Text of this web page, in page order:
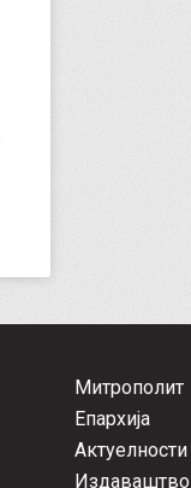
Митрополит
Епархија
Актуелности
Издаваштво